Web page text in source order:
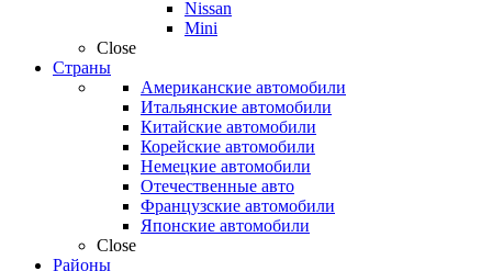
Nissan
Mini
Close
Страны
Американские автомобили
Итальянские автомобили
Китайские автомобили
Корейские автомобили
Немецкие автомобили
Отечественные авто
Французские автомобили
Японские автомобили
Close
Районы